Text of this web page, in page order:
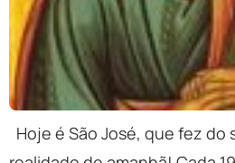
Hoje é São José, que fez do